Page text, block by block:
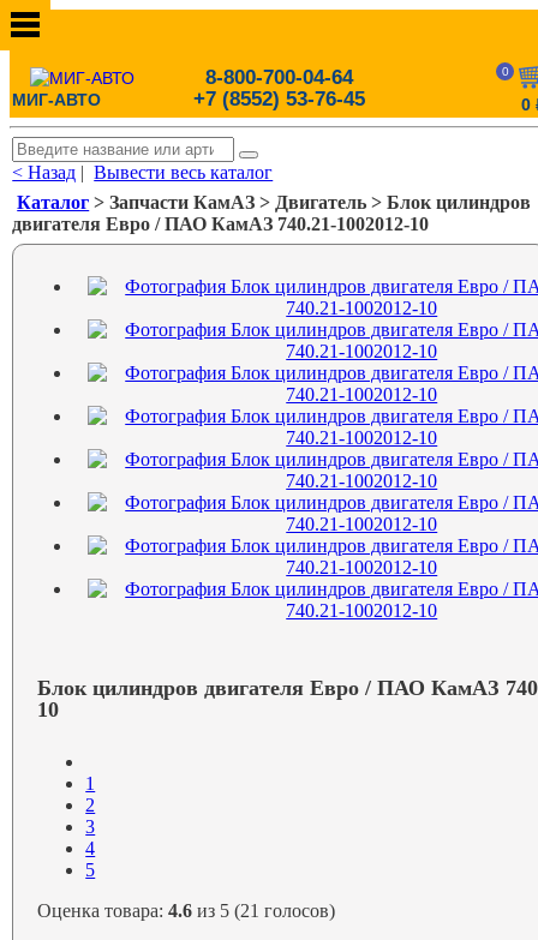
МИГ-АВТО
8-800-700-04-64
+7 (8552) 53-76-45
0
0
< Назад |Вывести весь каталог
Каталог > Запчасти КамАЗ > Двигатель > Блок цилиндров
двигателя Евро / ПАО КамАЗ 740.21-1002012-10
Блок цилиндров двигателя Евро / ПАО КамАЗ
10
1
2
3
4
5
Оценка товара:4.6 из 5 (21 голосов)